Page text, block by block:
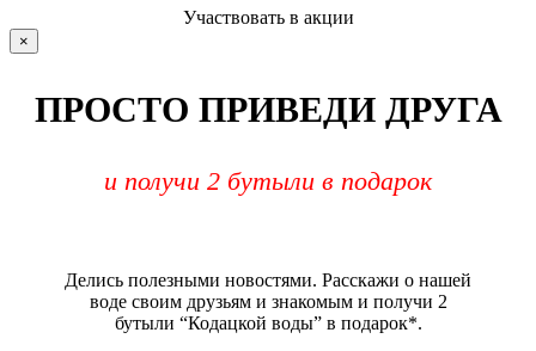
Участвовать в акции
×
ПРОСТО ПРИВЕДИ ДРУГА
и получи 2 бутыли в подарок
Делись полезными новостями. Расскажи о нашей
воде своим друзьям и знакомым и получи 2
бутыли “Кодацкой воды” в подарок*.